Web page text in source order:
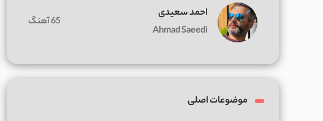
احمد سعیدی
Ahmad Saeedi
65 آهنگ
موضوعات اصلی